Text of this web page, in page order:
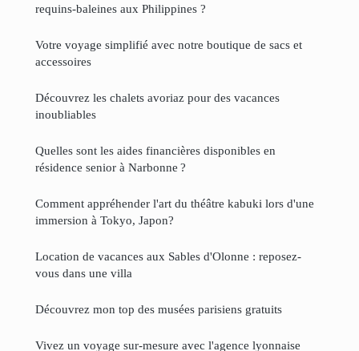
requins-baleines aux Philippines ?
Votre voyage simplifié avec notre boutique de sacs et
accessoires
Découvrez les chalets avoriaz pour des vacances
inoubliables
Quelles sont les aides financières disponibles en
résidence senior à Narbonne ?
Comment appréhender l'art du théâtre kabuki lors d'une
immersion à Tokyo, Japon?
Location de vacances aux Sables d'Olonne : reposez-
vous dans une villa
Découvrez mon top des musées parisiens gratuits
Vivez un voyage sur-mesure avec l'agence lyonnaise